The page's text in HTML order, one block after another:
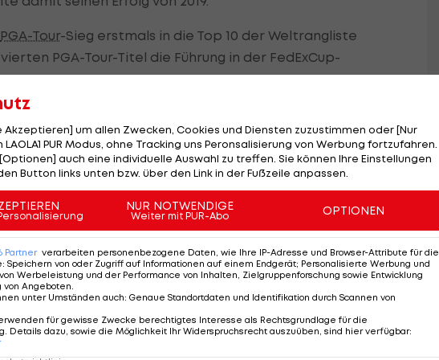
PGA-Tour-Sieg erstmals in die Top 10 der Weltrangliste
PGA-Tour-Titel die Führung in der FedExCup-
aus den Händen von Jack Nicklaus überreicht
Nikki Guidish - einer ehemals professionellen
Erfolg so wie vor zwei Jahren an, aber ich weiß, dass
etwas, das ich niemandem wünsche. Jon hat die
bleibt bei meinem Erfolg trotz allem ein kleiner
mit dem in Quarantäne befindlichen Gewinner
vor Branden Grace (RSA/-10) und Patrick Reed
Austro-Amerikaner Sepp Straka war nach zwei
PGA-Karriere am Cut gescheitert.
Akzeptieren] um allen Zwecken, Cookies und Diensten zuzustimmen oder [Nur
PUR Modus, ohne Tracking uns Peronsalisierung von Werbung fortzufahren.
auch eine individuelle Auswahl zu treffen. Sie können Ihre Einstellungen
Button links unten bzw. über den Link in der Fußzeile anpassen.
NUR NOTWENDIGE
Weiter mit PUR-Abo OPTIONEN
Partner verarbeiten personenbezogene Daten, wie Ihre IP-Adresse und Browser-Attribute für die
: Speichern von oder Zugriff auf Informationen auf einem Endgerät; Personalisierte Werbung und
Werbeleistung und der Performance von Inhalten, Zielgruppenforschung sowie Entwicklung
von Angeboten.
unter Umständen auch: Genaue Standortdaten und Identifikation durch Scannen von
für gewisse Zwecke berechtigtes Interesse als Rechtsgrundlage für die
Details dazu, sowie die Möglichkeit Ihr Widerspruchsrecht auszuüben, sind hier verfügbar: